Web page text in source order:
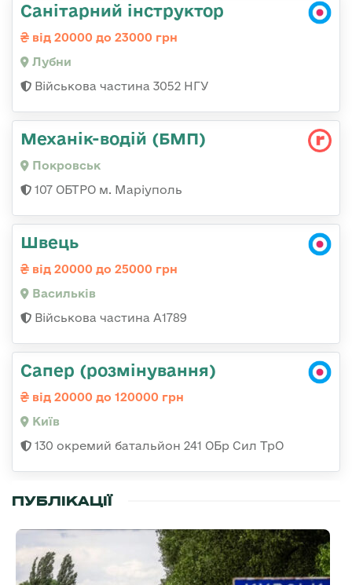
Санітарний інструктор
від 20000 до 23000 грн
Лубни
Військова частина 3052 НГУ
Механік-водій (БМП)
Покровськ
107 ОБТРО м. Маріуполь
Швець
від 20000 до 25000 грн
Васильків
Військова частина А1789
Сапер (розмінування)
від 20000 до 120000 грн
Київ
130 окремий батальйон 241 ОБр Сил ТрО
ПУБЛІКАЦІЇ